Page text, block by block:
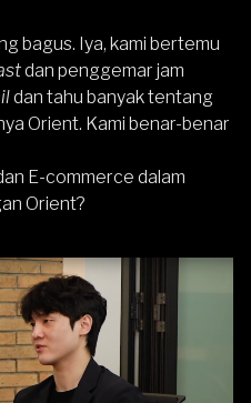
bagus. Iya, kami bertemu
dan penggemar jam
dan tahu banyak tentang
Orient. Kami benar-benar
E-commerce dalam
Orient?